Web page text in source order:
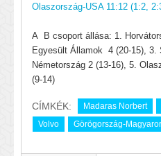
Olaszország-USA 11:12 (1:2,
A B csoport állása: 1.
Egyesült Államok 4 (20-15), 3.
Németország 2 (13-16), 5.
(9-14)
CÍMKÉK: Madaras Norbert
Volvo
Görögország-